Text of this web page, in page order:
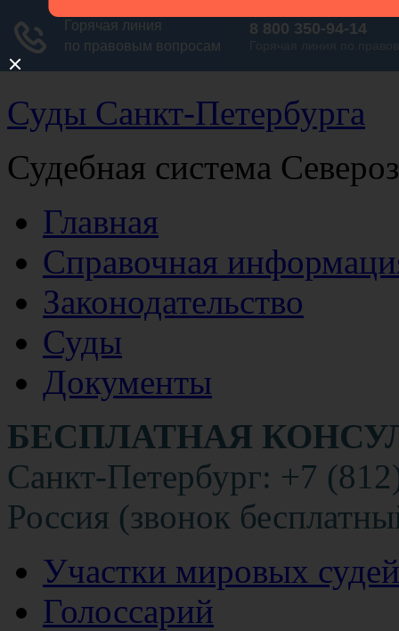
Суды Санкт-Петербурга
Судебная система
Главная
Справочная
Законодательство
Суды
Документы
БЕСПЛАТНАЯ
Санкт-Петербург: +7
Россия (звонок
Участки мировых судей
Голоссарий